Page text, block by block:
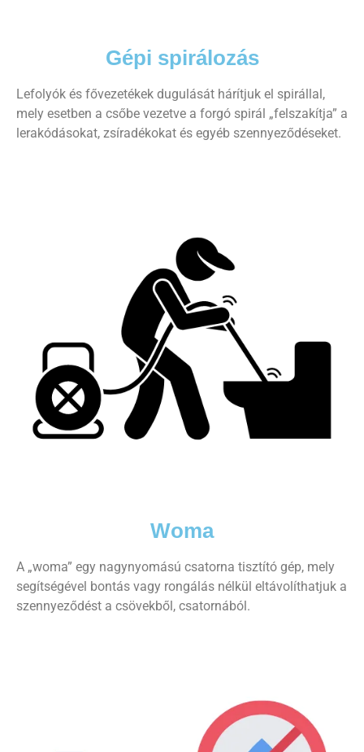
Gépi spirálozás
Lefolyók és fővezetékek dugulását hárítjuk el spirállal,
mely esetben a csőbe vezetve a forgó spirál „felszakítja” a
lerakódásokat, zsíradékokat és egyéb szennyeződéseket.
Woma
A „woma” egy nagynyomású csatorna tisztító gép, mely
segítségével bontás vagy rongálás nélkül eltávolíthatjuk a
szennyeződést a csövekből, csatornából.